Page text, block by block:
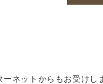
ーネットからもお受けし